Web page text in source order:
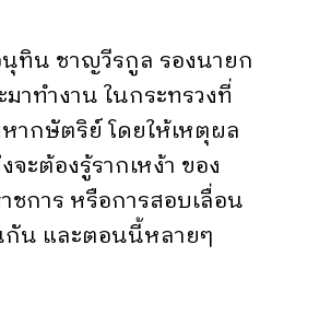
ทิน ชาญวีรกูล รองนายก
ทำงาน ในกระทรวงที่
ากษัตริย์ โดยให้เหตุผล
ะต้องรู้รากเหง้า ของ
การ หรือการสอบเลื่อน
กัน และตอนนี้หลายๆ